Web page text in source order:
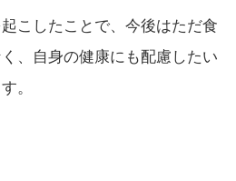
こしたことで、今後はただ食
、自身の健康にも配慮したい
。